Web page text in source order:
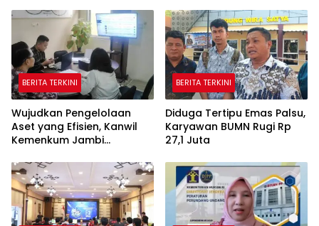
BERITA TERKINI
Wujudkan Pengelolaan
Aset yang Efisien, Kanwil
Kemenkum Jambi
Secara Transparan
BERITA TERKINI
Diduga Tertipu Emas Palsu,
Karyawan BUMN Rugi Rp
27,1 Juta